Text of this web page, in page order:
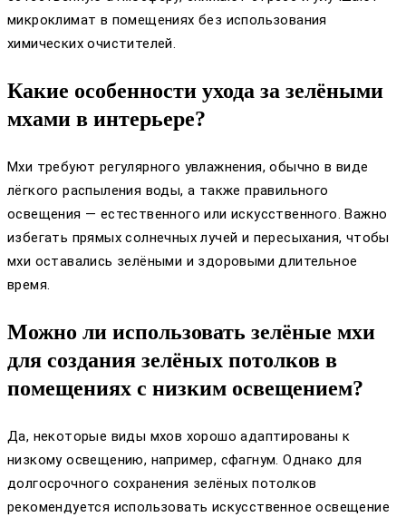
микроклимат в помещениях без использования
химических очистителей.
Какие особенности ухода за зелёными
мхами в интерьере?
Мхи требуют регулярного увлажнения, обычно в виде
лёгкого распыления воды, а также правильного
освещения — естественного или искусственного. Важно
избегать прямых солнечных лучей и пересыхания, чтобы
мхи оставались зелёными и здоровыми длительное
время.
Можно ли использовать зелёные мхи
для создания зелёных потолков в
помещениях с низким освещением?
Да, некоторые виды мхов хорошо адаптированы к
низкому освещению, например, сфагнум. Однако для
долгосрочного сохранения зелёных потолков
рекомендуется использовать искусственное освещение